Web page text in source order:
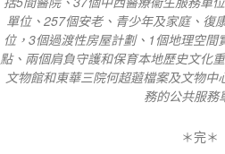
單位、 257個安老、青少年及家庭、復
位， 3個過渡性房屋計劃、 1 個地理空間
點、兩個肩負守護和保育本地歷史文化
文物館和東華三院何超蕸檔案及文物中
務的公共服務
＊完＊